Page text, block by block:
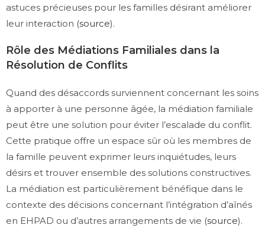
astuces précieuses pour les familles désirant améliorer
leur interaction (source).
Rôle des Médiations Familiales dans la
Résolution de Conflits
Quand des désaccords surviennent concernant les soins
à apporter à une personne âgée, la médiation familiale
peut être une solution pour éviter l’escalade du conflit.
Cette pratique offre un espace sûr où les membres de
la famille peuvent exprimer leurs inquiétudes, leurs
désirs et trouver ensemble des solutions constructives.
La médiation est particulièrement bénéfique dans le
contexte des décisions concernant l’intégration d’aînés
en EHPAD ou d’autres arrangements de vie (source).